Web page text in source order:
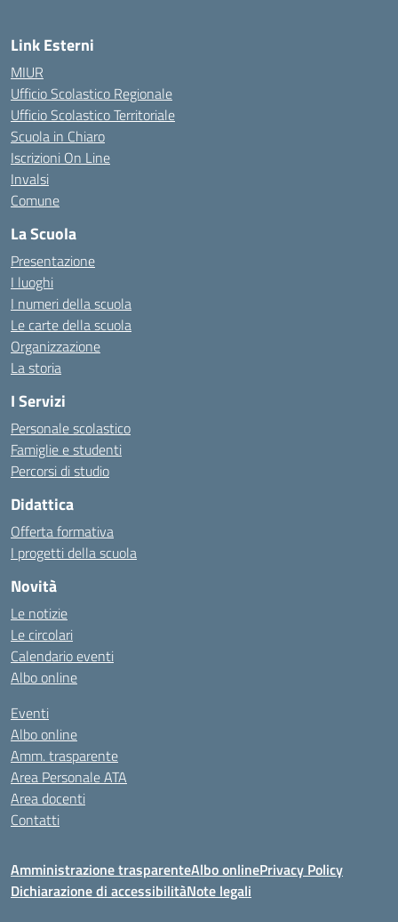
Link Esterni
MIUR
Ufficio Scolastico Regionale
Ufficio Scolastico Territoriale
Scuola in Chiaro
Iscrizioni On Line
Invalsi
Comune
La Scuola
Presentazione
I luoghi
I numeri della scuola
Le carte della scuola
Organizzazione
La storia
I Servizi
Personale scolastico
Famiglie e studenti
Percorsi di studio
Didattica
Offerta formativa
I progetti della scuola
Novità
Le notizie
Le circolari
Calendario eventi
Albo online
Eventi
Albo online
Amm. trasparente
Area Personale ATA
Area docenti
Contatti
Amministrazione trasparenteAlbo onlinePrivacy Policy
Dichiarazione di accessibilitàNote legali